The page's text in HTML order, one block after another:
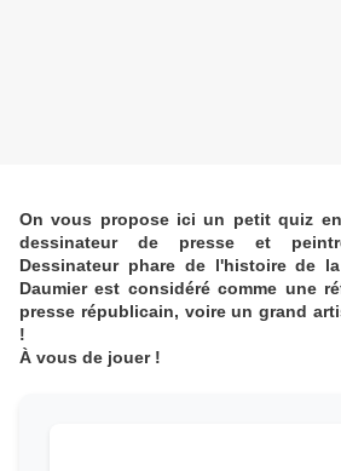
On vous propose ici un petit quiz
dessinateur de presse et
Dessinateur phare de l'histoire de
Daumier est considéré comme une
presse républicain, voire un grand
!
À vous de jouer !